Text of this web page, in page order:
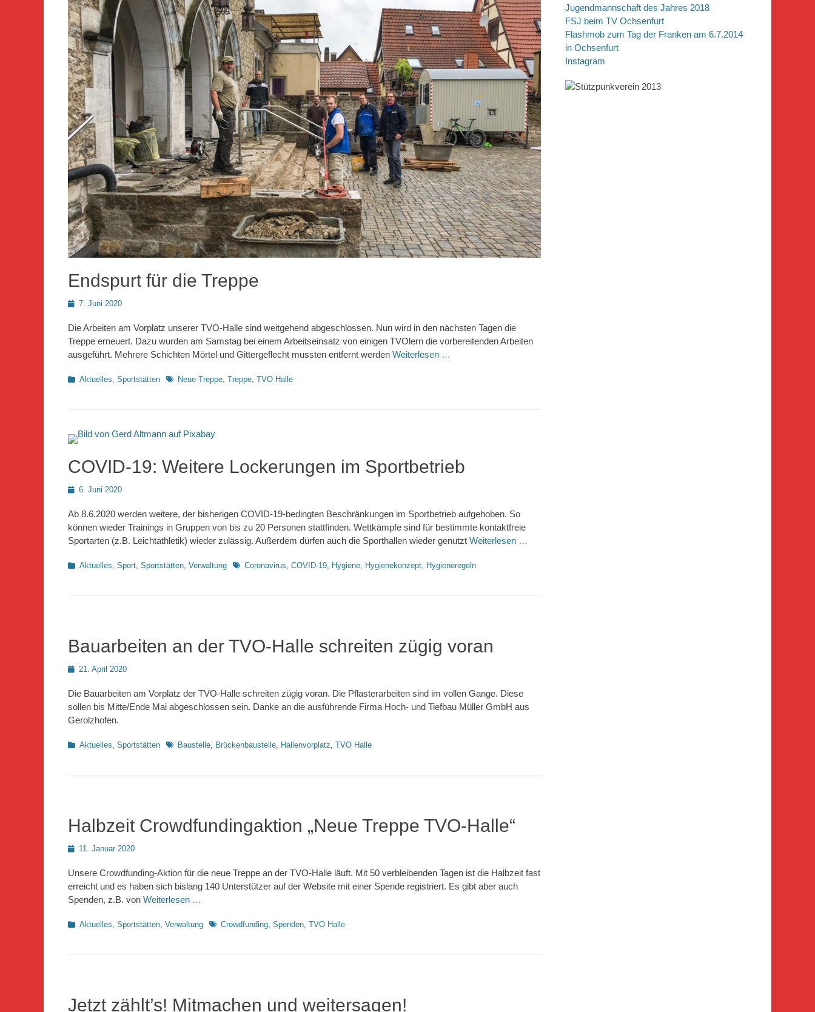
Endspurt für die Treppe
Posted7. Juni 2020
Die Arbeiten am Vorplatz unserer TVO-Halle sind weitgehend abgeschlossen. Nun wird in den nächsten Tagen die
Treppe erneuert. Dazu wurden am Samstag bei einem Arbeitseinsatz von einigen TVOlern die vorbereitenden Arbeiten
ausgeführt. Mehrere Schichten Mörtel und Gittergeflecht mussten entfernt werden Weiterlesen …
Kategorien
Aktuelles, Sportstätten Schlagworte
Neue Treppe, Treppe, TVO Halle
COVID-19: Weitere Lockerungen im Sportbetrieb
Posted6. Juni 2020
Ab 8.6.2020 werden weitere, der bisherigen COVID-19-bedingten Beschränkungen im Sportbetrieb aufgehoben. So
können wieder Trainings in Gruppen von bis zu 20 Personen stattfinden. Wettkämpfe sind für bestimmte kontaktfreie
Sportarten (z.B. Leichtathletik) wieder zulässig. Außerdem dürfen auch die Sporthallen wieder genutzt Weiterlesen …
Kategorien
Aktuelles, Sport, Sportstätten, Verwaltung Schlagworte
Coronavirus, COVID-19, Hygiene, Hygienekonzept, Hygieneregeln
Bauarbeiten an der TVO-Halle schreiten zügig voran
Posted21. April 2020
Die Bauarbeiten am Vorplatz der TVO-Halle schreiten zügig voran. Die Pflasterarbeiten sind im vollen Gange. Diese
sollen bis Mitte/Ende Mai abgeschlossen sein. Danke an die ausführende Firma Hoch- und Tiefbau Müller GmbH aus
Gerolzhofen.
Kategorien
Aktuelles, Sportstätten Schlagworte
Baustelle, Brückenbaustelle, Hallenvorplatz, TVO Halle
Halbzeit Crowdfundingaktion „Neue Treppe TVO-Halle“
Posted11. Januar 2020
Unsere Crowdfunding-Aktion für die neue Treppe an der TVO-Halle läuft. Mit 50 verbleibenden Tagen ist die Halbzeit fast
erreicht und es haben sich bislang 140 Unterstützer auf der Website mit einer Spende registriert. Es gibt aber auch
Spenden, z.B. von Weiterlesen …
Kategorien
Aktuelles, Sportstätten, Verwaltung Schlagworte
Crowdfunding, Spenden, TVO Halle
Jetzt zählt’s! Mitmachen und weitersagen!
Jugendmannschaft des Jahres 2018
FSJ beim TV Ochsenfurt
Flashmob zum Tag der Franken am 6.7.2014
in Ochsenfurt
Instagram